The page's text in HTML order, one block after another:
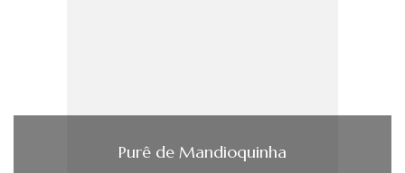
Purê de Mandioquinha